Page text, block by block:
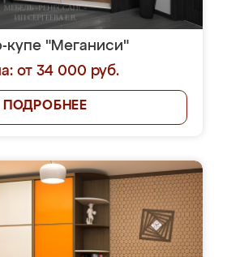
купе "Меганиси"
от 34 000 руб.
ПОДРОБНЕЕ